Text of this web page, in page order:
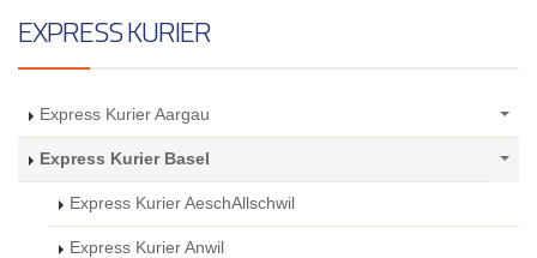
EXPRESS KURIER
Express Kurier Aargau
Express Kurier Basel
Express Kurier AeschAllschwil
Express Kurier Anwil